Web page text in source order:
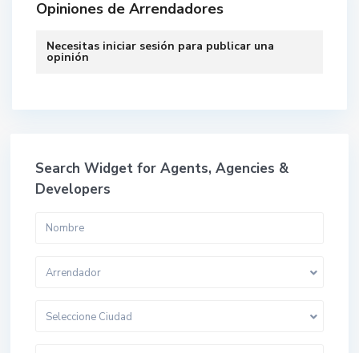
Opiniones de Arrendadores
Necesitas iniciar sesión para publicar una
opinión
Search Widget for Agents, Agencies &
Developers
Arrendador
Seleccione Ciudad